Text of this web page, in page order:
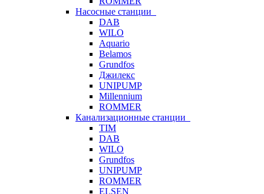
Насосные станции
DAB
WILO
Aquario
Belamos
Grundfos
Джилекс
UNIPUMP
Millennium
ROMMER
Канализационные станции
TIM
DAB
WILO
Grundfos
UNIPUMP
ROMMER
ELSEN